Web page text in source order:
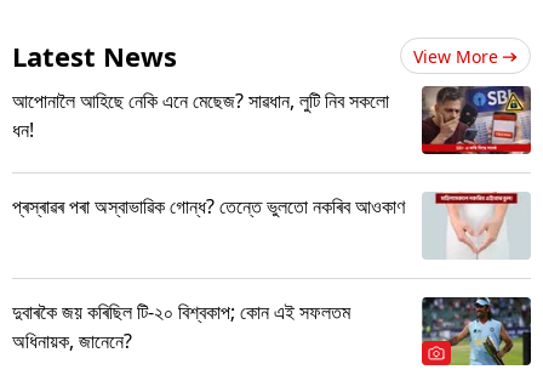
Latest News View More
আপোনালৈ আহিছে নেকি এনে মেছেজ? সাৱধান, লুটি নিব সকলো
ধন!
প্ৰস্ৰাৱৰ পৰা অস্বাভাৱিক গোন্ধ? তেন্তে ভুলতো নকৰিব আওকাণ
দুবাৰকৈ জয় কৰিছিল টি-২০ বিশ্বকাপ; কোন এই সফলতম
অধিনায়ক, জানেনে?